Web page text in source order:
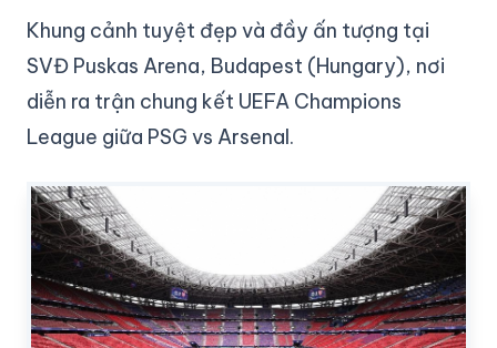
Khung cảnh tuyệt đẹp và đầy ấn tượng tại
SVĐ Puskas Arena, Budapest (Hungary), nơi
diễn ra trận chung kết UEFA Champions
League giữa PSG vs Arsenal.